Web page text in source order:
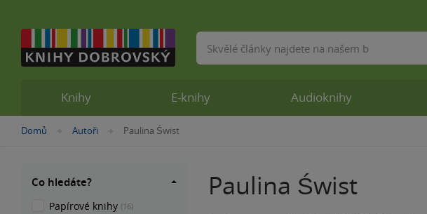
Nacházíte
Domů »Autoři »Paulina Świst
Paulina Świst
Co hledáte?
Papírové knihy (16)
Knihy E-knihy Audioknihy
Vyhledávání